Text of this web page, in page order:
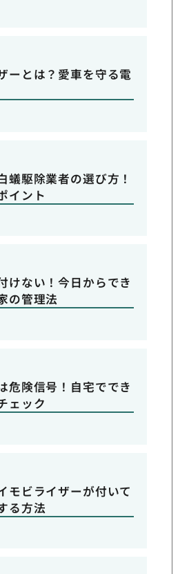
ーとは？愛車を守る電
蟻駆除業者の選び方！
イント
けない！今日からでき
の管理法
危険信号！自宅ででき
ェック
モビライザーが付いて
る方法